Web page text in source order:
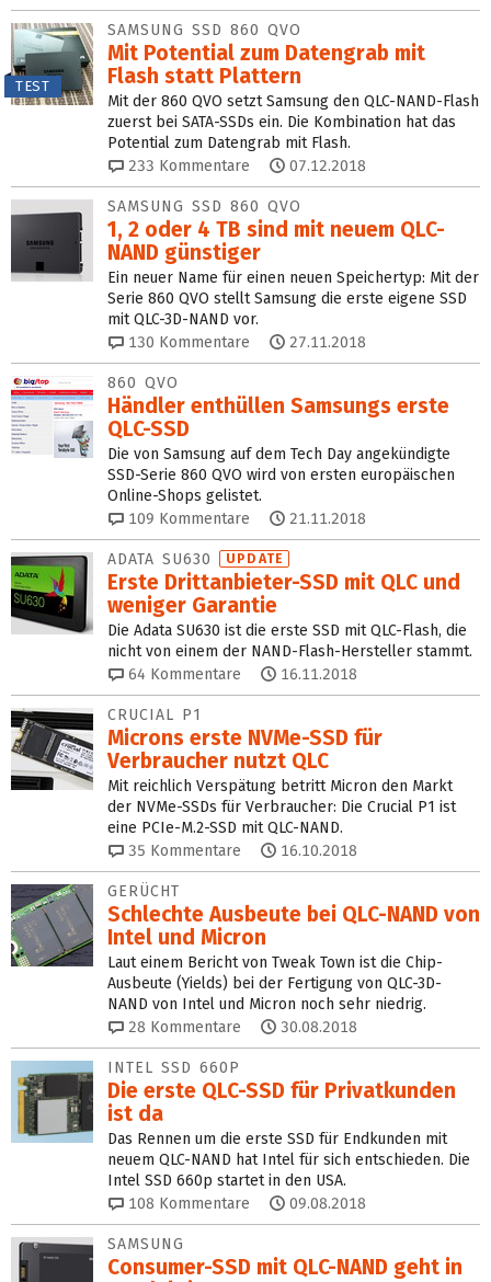
TEST
SAMSUNG SSD 860 QVO
Mit Potential zum Datengrab mit
Flash statt Plattern
Mit der 860 QVO setzt Samsung den QLC-NAND-Flash
zuerst bei SATA-SSDs ein. Die Kombination hat das
Potential zum Datengrab mit Flash.
233 Kommentare 07.12.2018
SAMSUNG SSD 860 QVO
1, 2 oder 4 TB sind mit neuem QLC-
NAND günstiger
Ein neuer Name für einen neuen Speichertyp: Mit der
Serie 860 QVO stellt Samsung die erste eigene SSD
mit QLC-3D-NAND vor.
130 Kommentare 27.11.2018
860 QVO
Händler enthüllen Samsungs erste
QLC‑SSD
Die von Samsung auf dem Tech Day angekündigte
SSD-Serie 860 QVO wird von ersten europäischen
Online-Shops gelistet.
109 Kommentare 21.11.2018
ADATA SU630 UPDATE
Erste Drittanbieter-SSD mit QLC und
weniger Garantie
Die Adata SU630 ist die erste SSD mit QLC-Flash, die
nicht von einem der NAND-Flash-Hersteller stammt.
64 Kommentare 16.11.2018
CRUCIAL P1
Microns erste NVMe‑SSD für
Verbraucher nutzt QLC
Mit reichlich Verspätung betritt Micron den Markt
der NVMe-SSDs für Verbraucher: Die Crucial P1 ist
eine PCIe-M.2-SSD mit QLC-NAND.
35 Kommentare 16.10.2018
GERÜCHT
Schlechte Ausbeute bei QLC-NAND von
Intel und Micron
Laut einem Bericht von Tweak Town ist die Chip-
Ausbeute (Yields) bei der Fertigung von QLC-3D-
NAND von Intel und Micron noch sehr niedrig.
28 Kommentare 30.08.2018
INTEL SSD 660P
Die erste QLC-SSD für Privatkunden
ist da
Das Rennen um die erste SSD für Endkunden mit
neuem QLC-NAND hat Intel für sich entschieden. Die
Intel SSD 660p startet in den USA.
108 Kommentare 09.08.2018
SAMSUNG
Consumer-SSD mit QLC‑NAND geht in